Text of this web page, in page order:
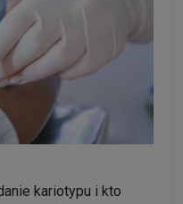
kariotypu i kto